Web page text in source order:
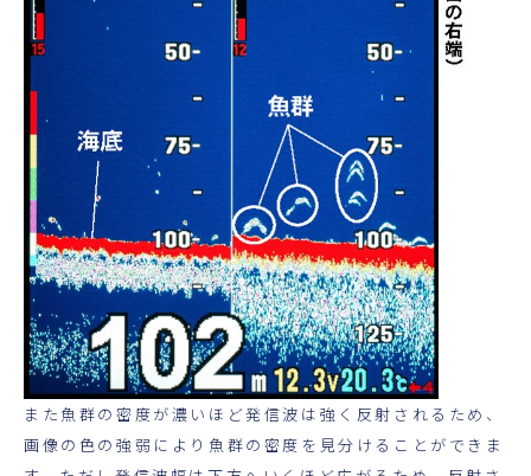
また魚群の密度が濃いほど発信波は強く反射されるため、
画像の色の強弱により魚群の密度を見分けることができま